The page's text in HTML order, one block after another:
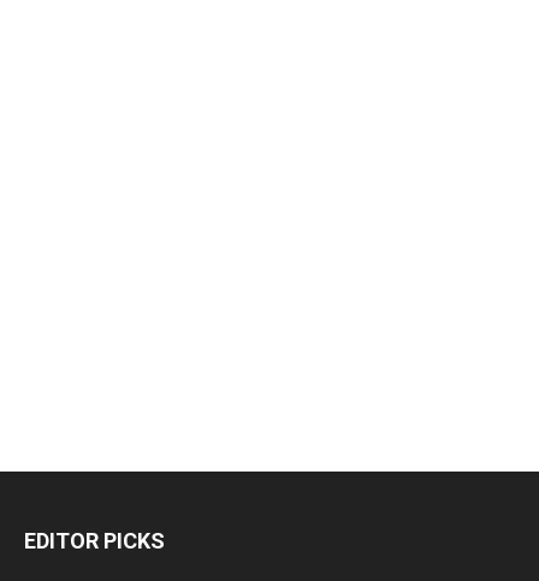
EDITOR PICKS